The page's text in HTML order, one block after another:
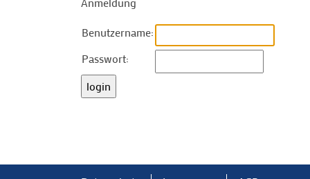
Benutzername:
Passwort: